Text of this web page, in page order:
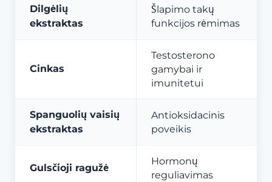
Dilgėlių
ekstraktas
Šlapimo takų
funkcijos rėmimas
Cinkas
Testosterono
gamybai ir
imunitetui
Spanguolių vaisių
ekstraktas
Antioksidacinis
poveikis
Gulsčioji ragužė
Hormonų
reguliavimas